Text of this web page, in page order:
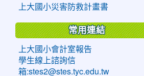
上大國小災害防救計畫書
常用連結
上大國小會計室報告
學生線上諮詢信
箱:stes2@stes.tyc.edu.tw